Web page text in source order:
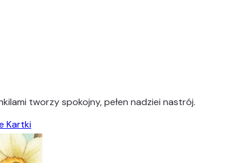
tworzy spokojny, pełen nadziei nastrój.
Kartki